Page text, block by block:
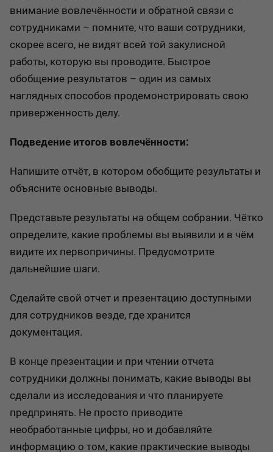
внимание вовлечённости и обратной связи с
сотрудниками – помните, что ваши сотрудники,
скорее всего, не видят всей той закулисной
работы, которую вы проводите. Быстрое
обобщение результатов – один из самых
наглядных способов продемонстрировать свою
приверженность делу.
Подведение итогов вовлечённости:
Напишите отчёт, в котором обобщите результаты и
объясните основные выводы.
Представьте результаты на общем собрании. Чётко
определите, какие проблемы вы выявили и в чём
видите их первопричины. Предусмотрите
дальнейшие шаги.
Сделайте свой отчет и презентацию доступными
для сотрудников везде, где хранится
документация.
В конце презентации и при чтении отчета
сотрудники должны понимать, какие выводы вы
сделали из исследования и что планируете
предпринять. Не просто приводите
необработанные цифры, но и добавляйте
информацию о том, какие практические выводы